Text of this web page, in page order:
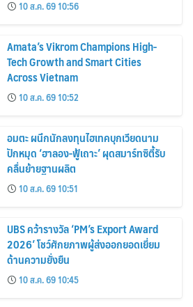
มูลค่าเกษตรอัตลักษณ์ ขับเคลื่อน
10 ส.ค. 69 10:56
Amata’s Vikrom Champions High-
Tech Growth and Smart Cities
Across Vietnam
10 ส.ค. 69 10:52
อมตะ ผนึกนักลงทุนไฮเทคบุกเวียดนาม
ปักหมุด ‘ฮาลอง-ฟู้เถาะ’ ผุดสมาร์ทซิตี้รับ
คลื่นย้ายฐานผลิต
10 ส.ค. 69 10:51
UBS คว้ารางวัล ‘PM’s Export Award
2026’ โชว์ศักยภาพผู้ส่งออกยอดเยี่ยม
ด้านความยั่งยืน
10 ส.ค. 69 10:45